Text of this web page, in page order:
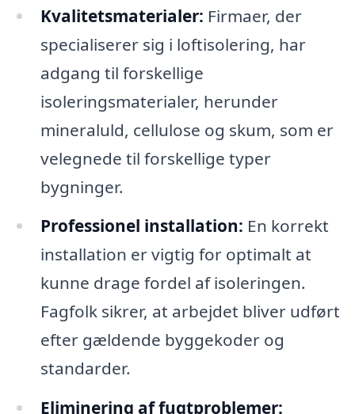
Kvalitetsmaterialer: Firmaer, der
specialiserer sig i loftisolering, har
adgang til forskellige
isoleringsmaterialer, herunder
mineraluld, cellulose og skum, som er
velegnede til forskellige typer
bygninger.
Professionel installation: En korrekt
installation er vigtig for optimalt at
kunne drage fordel af isoleringen.
Fagfolk sikrer, at arbejdet bliver udført
efter gældende byggekoder og
standarder.
Eliminering af fugtproblemer: